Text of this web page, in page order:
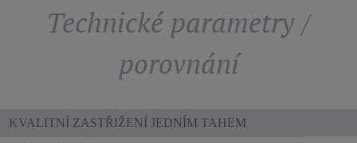
Technické parametry /
porovnání
KVALITNÍ ZASTŘIŽENÍ JEDNÍM TAHEM